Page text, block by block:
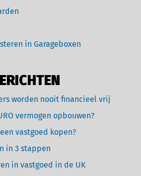
in Garageboxen
worden nooit financieel vrij
vermogen opbouwen?
vastgoed kopen?
in 3 stappen
in vastgoed in de UK